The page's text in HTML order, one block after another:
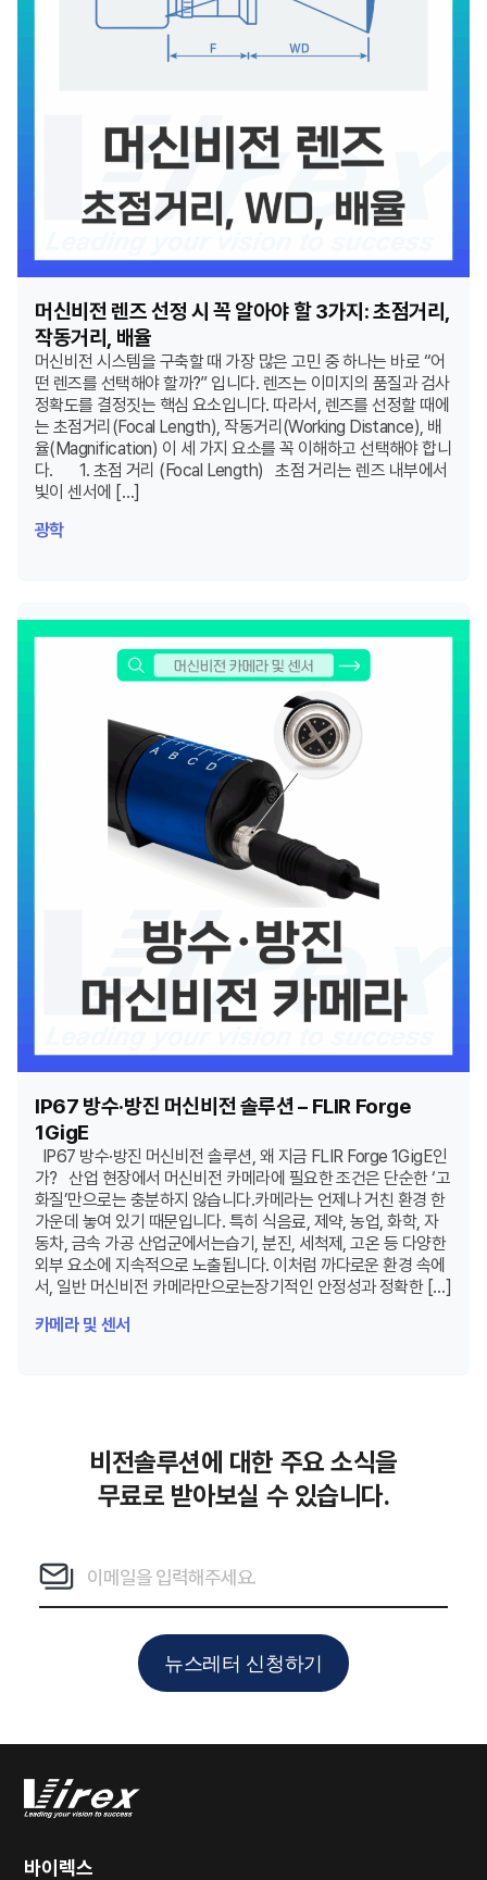
머신비전 렌즈 선정 시 꼭 알아야 할 3가지: 초점거리,
작동거리, 배율
머신비전 시스템을 구축할 때 가장 많은 고민 중 하나는 바로 “어
떤 렌즈를 선택해야 할까?” 입니다. 렌즈는 이미지의 품질과 검사
정확도를 결정짓는 핵심 요소입니다. 따라서, 렌즈를 선정할 때에
는 초점거리(Focal Length), 작동거리(Working Distance), 배
율(Magnification) 이 세 가지 요소를 꼭 이해하고 선택해야 합니
다. 1. 초점 거리 (Focal Length) 초점 거리는 렌즈 내부에서
빛이 센서에 […]
광학
IP67 방수·방진 머신비전 솔루션 – FLIR Forge
1GigE
IP67 방수·방진 머신비전 솔루션, 왜 지금 FLIR Forge 1GigE인
가? 산업 현장에서 머신비전 카메라에 필요한 조건은 단순한 ‘고
화질’만으로는 충분하지 않습니다.카메라는 언제나 거친 환경 한
가운데 놓여 있기 때문입니다. 특히 식음료, 제약, 농업, 화학, 자
동차, 금속 가공 산업군에서는습기, 분진, 세척제, 고온 등 다양한
외부 요소에 지속적으로 노출됩니다. 이처럼 까다로운 환경 속에
서, 일반 머신비전 카메라만으로는장기적인 안정성과 정확한 […]
카메라 및 센서
비전솔루션에 대한 주요 소식을
무료로 받아보실 수 있습니다.
뉴스레터 신청하기
바이렉스